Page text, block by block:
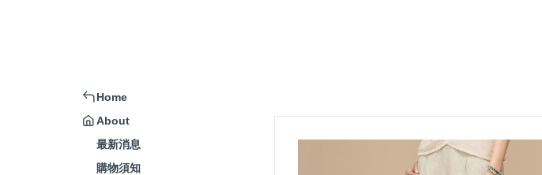
Home
About
最新消息
購物須知